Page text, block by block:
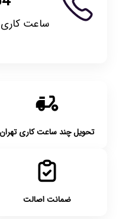
تحویل چند ساعت کاری تهران
ضمانت اصالت